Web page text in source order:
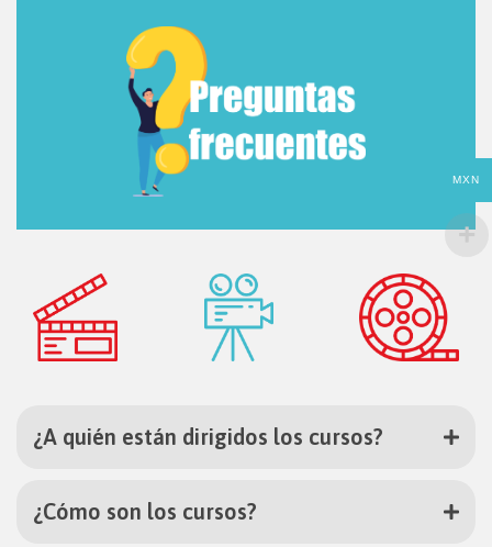
¿A quién están dirigidos los cursos?
¿Cómo son los cursos?
MXN